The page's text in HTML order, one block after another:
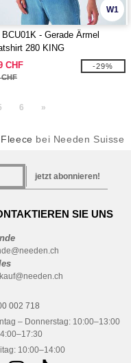
W1
BCU01K - Gerade Ärmel
280 KING
CHF
CHF
-29%
6 »
bei Needen Suisse
jetzt abonnieren!
SIE UNS
002 718
– Donnerstag: 10:00–13:00
10:00–14:00